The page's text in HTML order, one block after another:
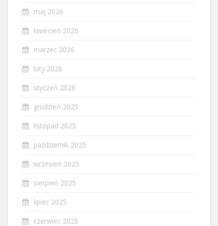
maj 2026
kwiecień 2026
marzec 2026
luty 2026
styczeń 2026
grudzień 2025
listopad 2025
październik 2025
wrzesień 2025
sierpień 2025
lipiec 2025
czerwiec 2025